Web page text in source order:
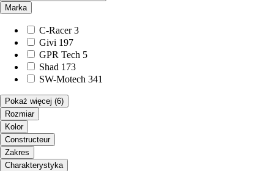
Marka
C-Racer 3
Givi 197
GPR Tech 5
Shad 173
SW-Motech 341
Pokaż więcej (6)
Rozmiar
Kolor
Constructeur
Zakres
Charakterystyka